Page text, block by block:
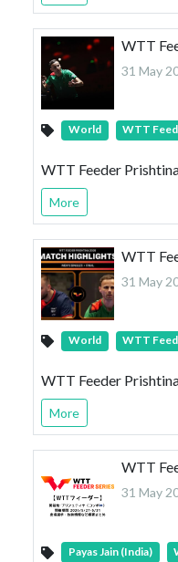
WTT
31 May
World WTT
WTT Feeder
More
WTT
31 May
World WTT
WTT Feeder
More
WTT
31 May
Payas Jain (India)